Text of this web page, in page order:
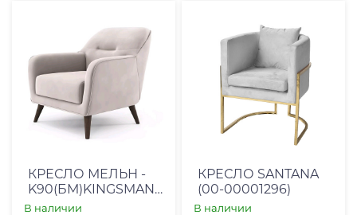
КРЕСЛО МЕЛЬН -
K90(БМ)KINGSMAN
03
В наличии
КРЕСЛО SANTANA
(00-00001296)
В наличии